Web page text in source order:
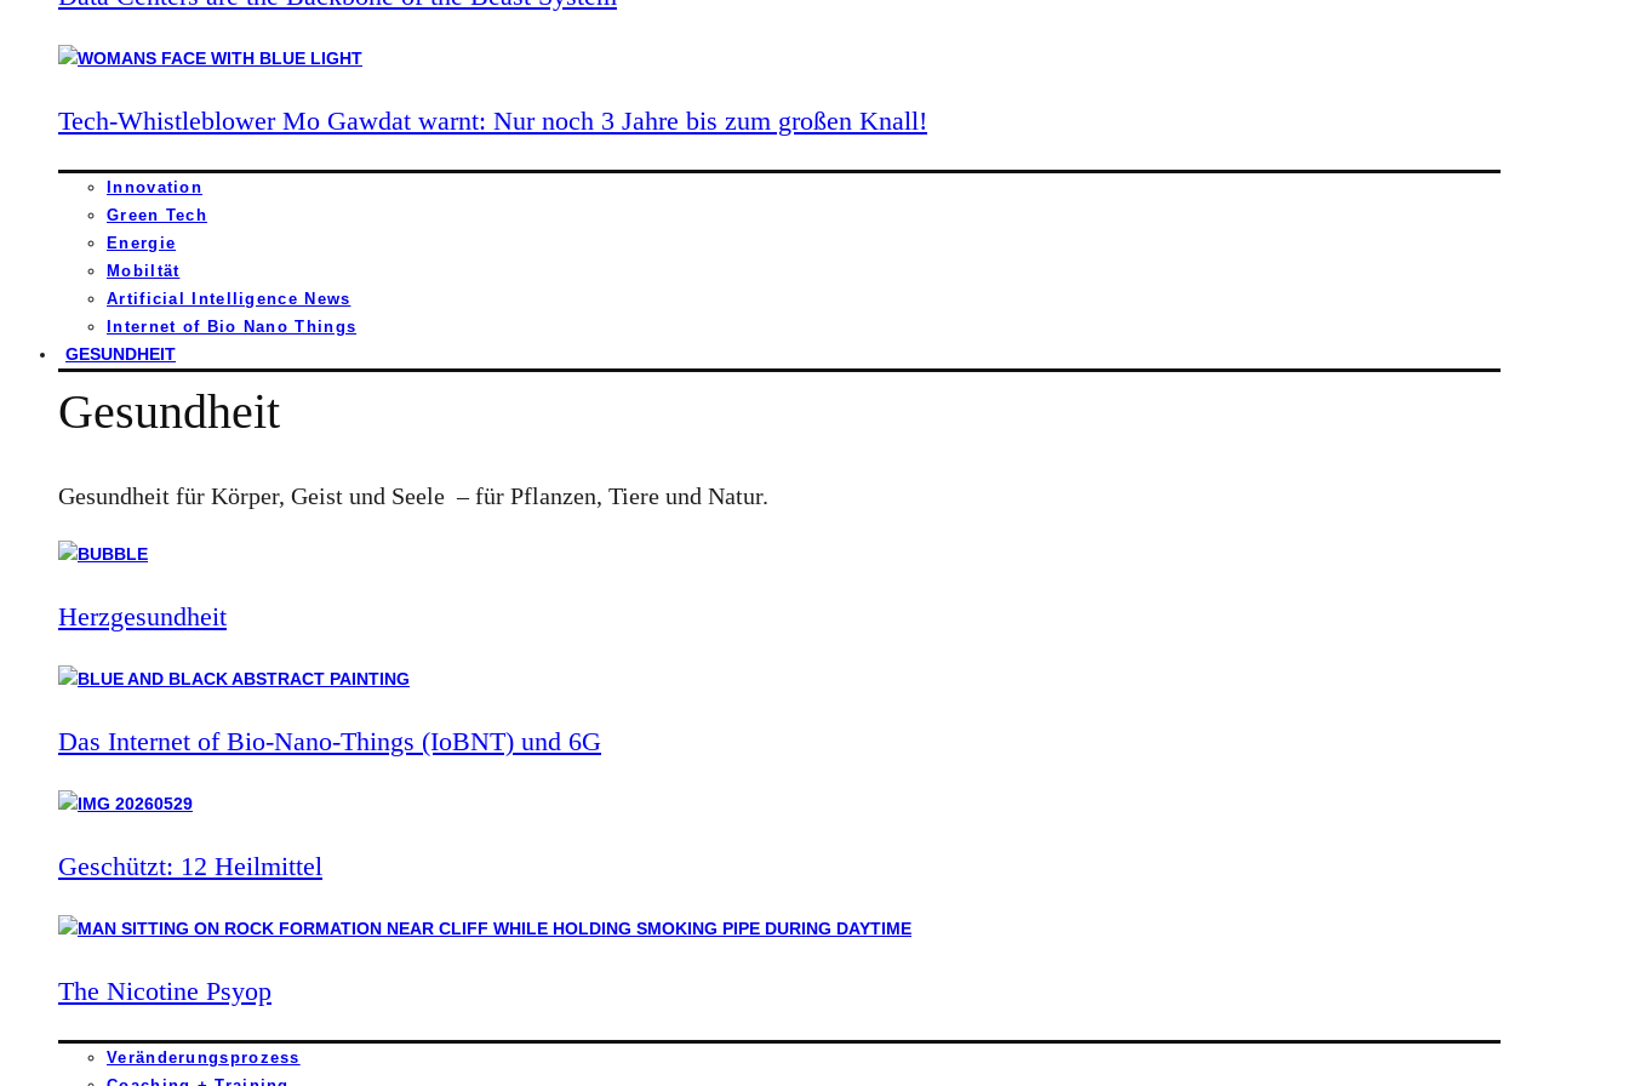
Tech-Whistleblower Mo Gawdat warnt: Nur noch 3 Jahre bis zum großen Knall!
Innovation
Green Tech
Energie
Mobiltät
Artificial Intelligence News
Internet of Bio Nano Things
GESUNDHEIT
Gesundheit
Gesundheit für Körper, Geist und Seele – für Pflanzen, Tiere und Natur.
Herzgesundheit
Das Internet of Bio-Nano-Things (IoBNT) und 6G
Geschützt: 12 Heilmittel
The Nicotine Psyop
Veränderungsprozess